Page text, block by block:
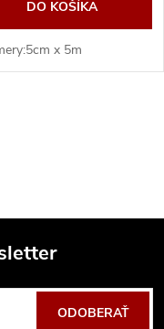
DO KOŠÍKA
x 5m
ODOBERAŤ